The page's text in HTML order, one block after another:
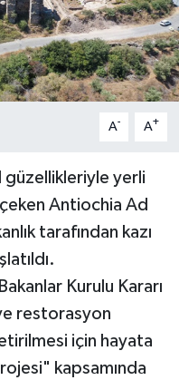
A- A+
güzellikleriyle yerli
Antiochia Ad
tarafından kazı
Kurulu Kararı
restorasyon
için hayata
kapsamında